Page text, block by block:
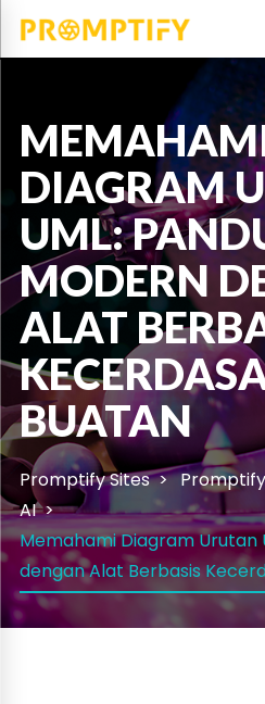
DIAGRAM
UML:
MODERN
ALAT
BUATAN
Promptify Sites
AI
Memahami Diagram Urutan
dengan Alat Berbasis